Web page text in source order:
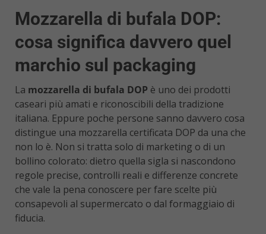
Mozzarella di bufala DOP:
cosa significa davvero quel
marchio sul packaging
La mozzarella di bufala DOP è uno dei prodotti
caseari più amati e riconoscibili della tradizione
italiana. Eppure poche persone sanno davvero cosa
distingue una mozzarella certificata DOP da una che
non lo è. Non si tratta solo di marketing o di un
bollino colorato: dietro quella sigla si nascondono
regole precise, controlli reali e differenze concrete
che vale la pena conoscere per fare scelte più
consapevoli al supermercato o dal formaggiaio di
fiducia.